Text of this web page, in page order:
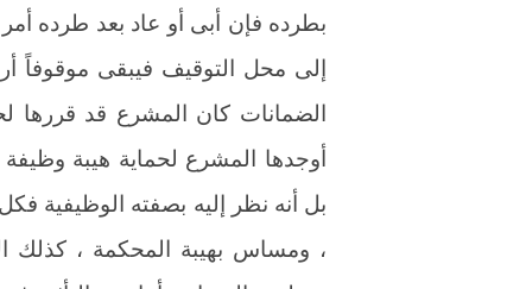
بطرده فإن أبى أو عاد بعد طرده أمر
الضمانات كان المشرع قد قررها
أوجدها المشرع لحماية هيبة
بل أنه نظر إليه بصفته
، ومساس بهيبة المحكمة ، كذلك